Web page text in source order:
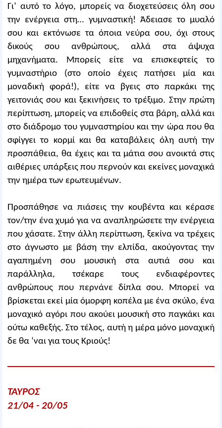
Γι’ αυτό το λόγο, μπορείς να διοχετεύσεις όλη σου
την ενέργεια στη… γυμναστική! Άδειασε το μυαλό
σου και εκτόνωσε τα όποια νεύρα σου, όχι στους
δικούς σου ανθρώπους, αλλά στα άψυχα
μηχανήματα. Μπορείς είτε να επισκεφτείς το
γυμναστήριο (στο οποίο έχεις πατήσει μία και
μοναδική φορά!), είτε να βγεις στο παρκάκι της
γειτονιάς σου και ξεκινήσεις το τρέξιμο. Στην πρώτη
περίπτωση, μπορείς να επιδοθείς στα βάρη, αλλά και
στο διάδρομο του γυμναστηρίου και την ώρα που θα
σφίγγει το κορμί και θα καταβάλεις όλη αυτή την
προσπάθεια, θα έχεις και τα μάτια σου ανοικτά στις
αιθέριες υπάρξεις που περνούν και εκείνες μοναχικά
την ημέρα των ερωτευμένων.
Προσπάθησε να πιάσεις την κουβέντα και κέρασε
τον/την ένα χυμό για να αναπληρώσετε την ενέργεια
που χάσατε. Στην άλλη περίπτωση, ξεκίνα να τρέχεις
στο άγνωστο με βάση την ελπίδα, ακούγοντας την
αγαπημένη σου μουσική στα αυτιά σου και
παράλληλα, τσέκαρε τους ενδιαφέροντες
ανθρώπους που περνάνε δίπλα σου. Μπορεί να
βρίσκεται εκεί μία όμορφη κοπέλα με ένα σκύλο, ένα
μοναχικό αγόρι που ακούει μουσική στο παγκάκι και
ούτω καθεξής. Στο τέλος, αυτή η μέρα μόνο μοναχική
δε θα ‘ναι για τους Κριούς!
ΤΑΥΡΟΣ
21/04 - 20/05